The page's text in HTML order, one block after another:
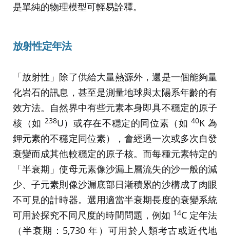
是單純的物理模型可輕易詮釋。
放射性定年法
「放射性」除了供給大量熱源外，還是一個能夠量
化岩石的訊息，甚至是測量地球與太陽系年齡的有
效方法。自然界中有些元素本身即具不穩定的原子
核（如 238U）或存在不穩定的同位素（如40K 為
鉀元素的不穩定同位素），會經過一次或多次自發
衰變而成其他較穩定的原子核。而每種元素特定的
「半衰期」使母元素像沙漏上層流失的沙一般的減
少、子元素則像沙漏底部日漸積累的沙構成了肉眼
不可見的計時器。選用適當半衰期長度的衰變系統
可用於探究不同尺度的時間問題，例如 14C 定年法
（半衰期：5,730 年）可用於人類考古或近代地